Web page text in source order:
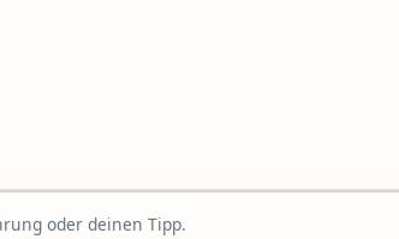
oder deinen Tipp.